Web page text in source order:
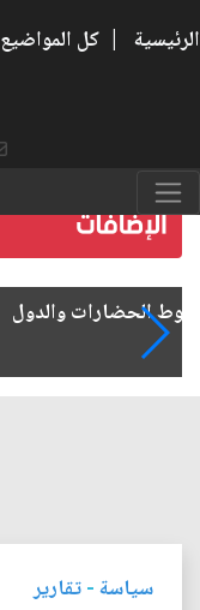
الرئيسية | كل المواضيع
رواتب
سياسة-تقارير